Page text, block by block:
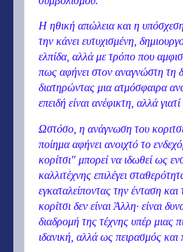
Η ηθική απώλεια και η υπόσχεση
την κάνει ευτυχισμένη,
ελπίδα, αλλά με τρόπο που
πως αφήνει στον αναγνώστη τη
διατηρώντας μια ατμόσφαιρα
επειδή είναι ανέφικτη, αλλά
Ωστόσο, η ανάγνωση του
ποίημα αφήνει ανοιχτό το
κορίτσι" μπορεί να ιδωθεί ως
καλλιτέχνης επιλέγει
εγκαταλείποντας την ένταση
κορίτσι δεν είναι Άλλη· είναι
διαδρομή της τέχνης υπέρ μιας
ιδανική, αλλά ως πειρασμός